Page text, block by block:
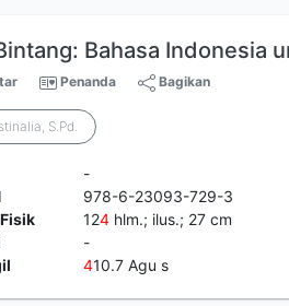
Bahasa Indonesia
Penanda Bagikan
S.Pd.
-
978-6-23093-729-3
124hlm.; ilus.; 27 cm
-
410.7 Agu s